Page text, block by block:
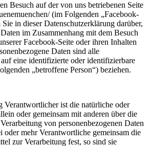
Besuch auf der von uns betriebenen Seite
(im Folgenden „Facebook-
in dieser Datenschutzerklärung darüber,
im Zusammenhang mit dem Besuch
Facebook-Seite oder ihren Inhalten
Daten sind alle
eine identifizierte oder identifizierbare
„betroffene Person“) beziehen.
Verantwortlicher ist die natürliche oder
oder gemeinsam mit anderen über die
von personenbezogenen Daten
oder mehr Verantwortliche gemeinsam die
zur Verarbeitung fest, so sind sie